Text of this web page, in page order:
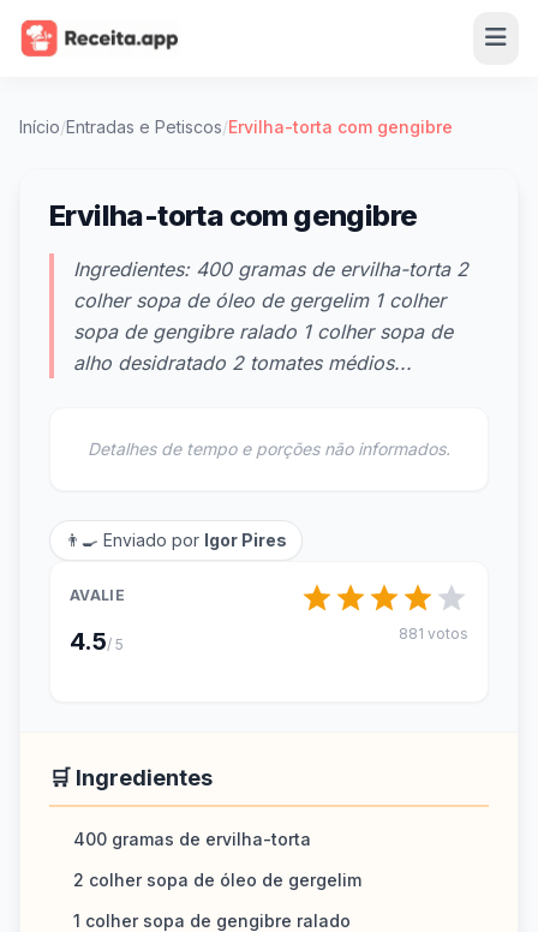
Início/Entradas e Petiscos/Ervilha-torta com gengibre
Ervilha-torta com gengibre
Ingredientes: 400 gramas de ervilha-torta 2
colher sopa de óleo de gergelim 1 colher
sopa de gengibre ralado 1 colher sopa de
alho desidratado 2 tomates médios...
Detalhes de tempo e porções não informados.
👨‍🍳 Enviado por Igor Pires
AVALIE
4.5/ 5
881 votos
🛒 Ingredientes
400 gramas de ervilha-torta
2 colher sopa de óleo de gergelim
1 colher sopa de gengibre ralado